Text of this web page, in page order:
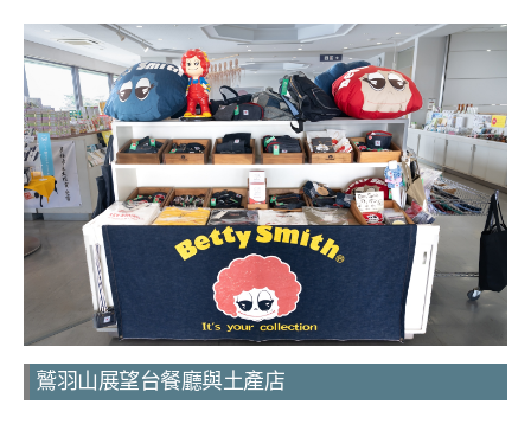
鷲羽山展望台餐廳與土產店